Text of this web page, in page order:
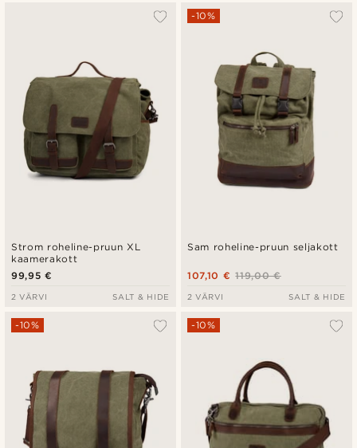
Strom roheline-pruun XL
kaamerakott
99,95 €
2 VÄRVI SALT & HIDE
Sam roheline-pruun seljakott
-10%
119,00 €
107,10 €
2 VÄRVI SALT & HIDE
-10% -10%